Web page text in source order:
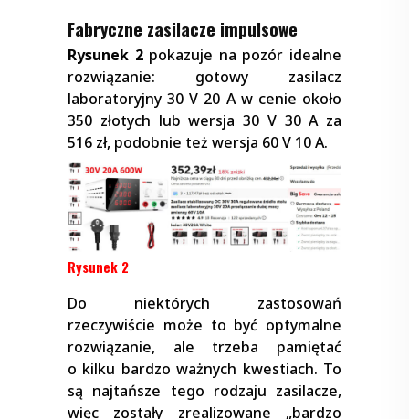
Fabryczne zasilacze impulsowe
Rysunek 2pokazuje na pozór idealne
rozwiązanie: gotowy zasilacz
laboratoryjny 30 V 20 A w cenie około
350 złotych lub wersja 30 V 30 A za
516 zł, podobnie też wersja 60 V 10 A.
Rysunek 2
Do niektórych zastosowań
rzeczywiście może to być optymalne
rozwiązanie, ale trzeba pamiętać
o kilku bardzo ważnych kwestiach. To
są najtańsze tego rodzaju zasilacze,
więc zostały zrealizowane „bardzo